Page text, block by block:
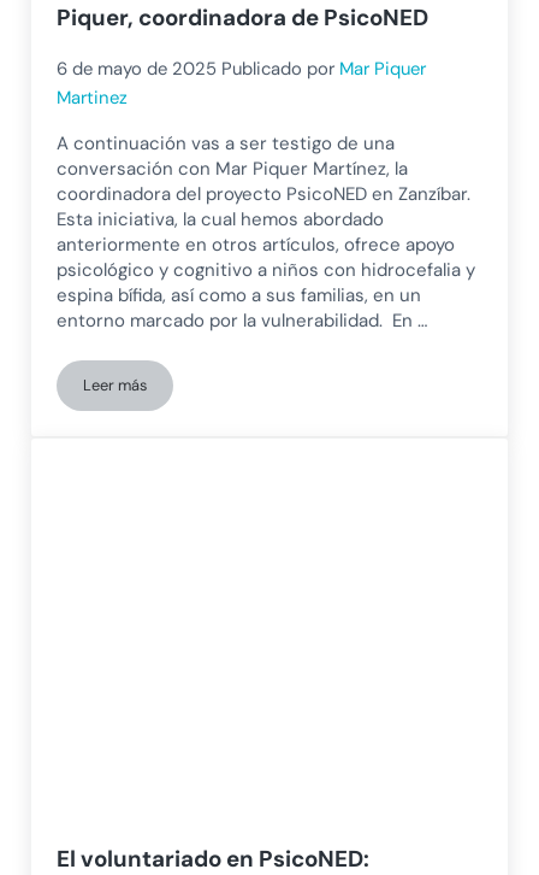
Piquer, coordinadora de PsicoNED
6 de mayo de 2025 Publicado por Mar Piquer
Martinez
A continuación vas a ser testigo de una
conversación con Mar Piquer Martínez, la
coordinadora del proyecto PsicoNED en Zanzíbar.
Esta iniciativa, la cual hemos abordado
anteriormente en otros artículos, ofrece apoyo
psicológico y cognitivo a niños con hidrocefalia y
espina bífida, así como a sus familias, en un
entorno marcado por la vulnerabilidad. En …
Leer másLa lucha por la neurorrehabilitación infantil en África:
El voluntariado en PsicoNED: